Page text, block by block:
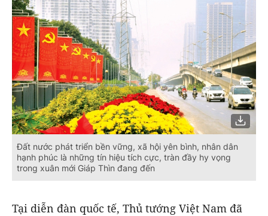
Đất nước phát triển bền vững, xã hội yên bình, nhân dân
hạnh phúc là những tín hiệu tích cực, tràn đầy hy vọng
trong xuân mới Giáp Thìn đang đến
Tại diễn đàn quốc tế, Thủ tướng Việt Nam đã